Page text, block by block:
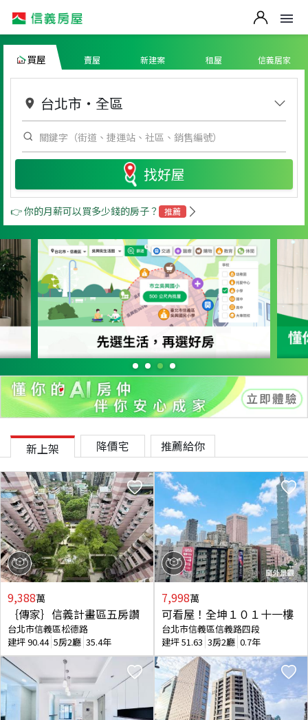
買屋 賣屋 新建案 租屋 信義居家
台北市 ・ 全區
找好屋
👉 你的月薪可以買多少錢的房子？ 推薦
新上架 降價宅 推薦給你
9,388萬
｛傳家｝信義計畫區五房讚
台北市信義區松德路
建坪90.44 5房2廳 35.4年
7,998萬
可看屋！全坤１０１十一樓
台北市信義區信義路四段
建坪51.63 3房2廳 0.7年